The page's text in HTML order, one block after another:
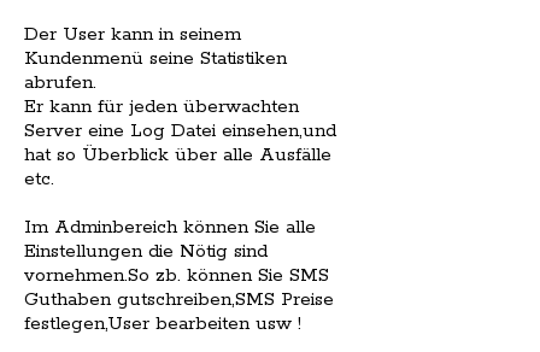
Der User kann in seinem
Kundenmenü seine Statistiken
abrufen.
Er kann für jeden überwachten
Server eine Log Datei einsehen,und
hat so Überblick über alle Ausfälle
etc.
Im Adminbereich können Sie alle
Einstellungen die Nötig sind
vornehmen.So zb. können Sie SMS
Guthaben gutschreiben,SMS Preise
festlegen,User bearbeiten usw !